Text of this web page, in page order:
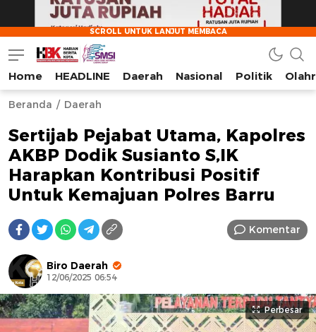
AFN BEAUTY LUXURY
HarianBeritaKota
Mengabarkan Setiap Detil, Sudut, dan Cerita Kota
Home HEADLINE Daerah Nasional Politik
Beranda Daerah
Sertijab Pejabat Utama, Kapolres
AKBP Dodik Susianto S,IK
Harapkan Kontribusi Positif
Untuk Kemajuan Polres Barru
Komentar
Biro Daerah
12/06/2025 06:54
Perbesar